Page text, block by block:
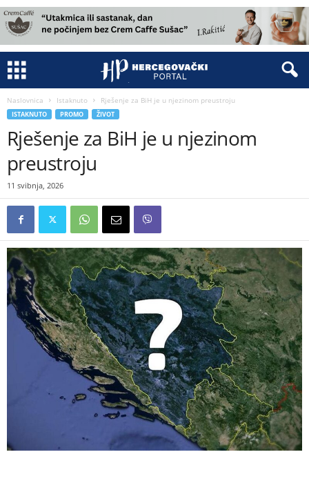
Naslovnica Istaknuto Rješenje za BiH je u njezinom preustroju
ISTAKNUTO PROMO ŽIVOT
Rješenje za BiH je u njezinom
preustroju
11 svibnja, 2026